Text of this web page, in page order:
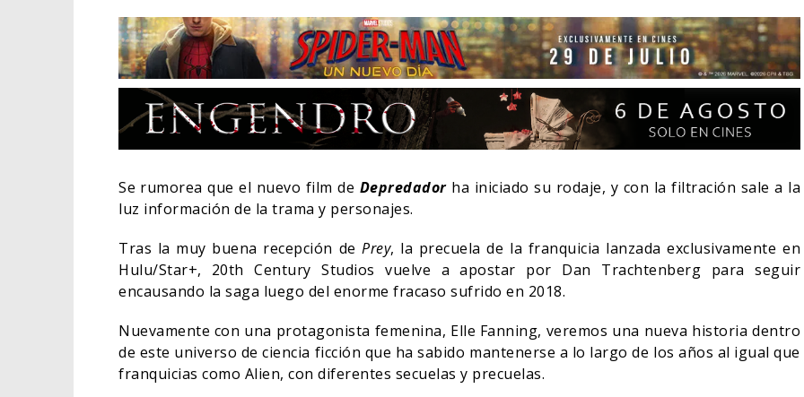
Se rumorea que el nuevo film de Depredadorha iniciado su rodaje, y con la filtración sale a la
luz información de la trama y personajes.
Tras la muy buena recepción dePrey, la precuela de la franquicia lanzada exclusivamente en
Hulu/Star+, 20th Century Studios vuelve a apostar por Dan Trachtenberg para seguir
encausando la saga luego del enorme fracaso sufrido en 2018.
Nuevamente con una protagonista femenina, Elle Fanning, veremos una nueva historia dentro
de este universo de ciencia ficción que ha sabido mantenerse a lo largo de los años al igual que
franquicias como Alien, con diferentes secuelas y precuelas.